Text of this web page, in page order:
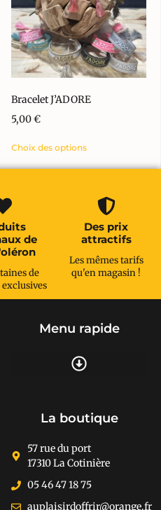
Bracelet J’ADORE
5,00€
Choix des options
de
de
Des prix
attractifs
Les mêmes tarifs
qu'en magasin !
Menu rapide
La boutique
57 rue du port
17310 La Cotinière
05 46 47 18 75
auplaisirdoffrir@orange.fr